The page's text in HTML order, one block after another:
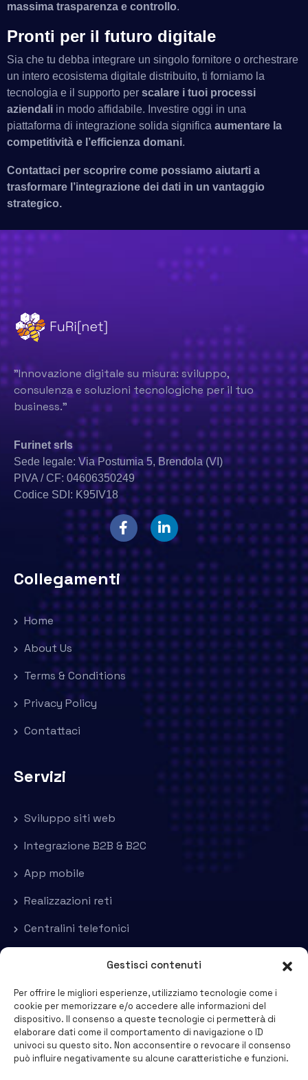
Gestisci contenuti
Per offrire le migliori esperienze, utilizziamo tecnologie come i
cookie per memorizzare e/o accedere alle informazioni del
dispositivo. Il consenso a queste tecnologie ci permetterà di
elaborare dati come il comportamento di navigazione o ID
univoci su questo sito. Non acconsentire o revocare il consenso
può influire negativamente su alcune caratteristiche e funzioni.
massima trasparenza e controllo.
Pronti per il futuro digitale
Sia che tu debba integrare un singolo fornitore o orchestrare
un intero ecosistema digitale distribuito, ti forniamo la
tecnologia e il supporto per scalare i tuoi processi
aziendali in modo affidabile. Investire oggi in una
piattaforma di integrazione solida significa aumentare la
competitività e l’efficienza domani.
Contattaci per scoprire come possiamo aiutarti a
trasformare l’integrazione dei dati in un vantaggio
strategico.
"Innovazione digitale su misura: sviluppo,
consulenza e soluzioni tecnologiche per il tuo
business."
Furinet srls
Sede legale: Via Postumia 5, Brendola (VI)
PIVA / CF: 04606350249
Codice SDI: K95IV18
Collegamenti
Home
About Us
Terms & Conditions
Privacy Policy
Contattaci
Servizi
Sviluppo siti web
Integrazione B2B & B2C
App mobile
Realizzazioni reti
Centralini telefonici
Contatti
www.furinet.it